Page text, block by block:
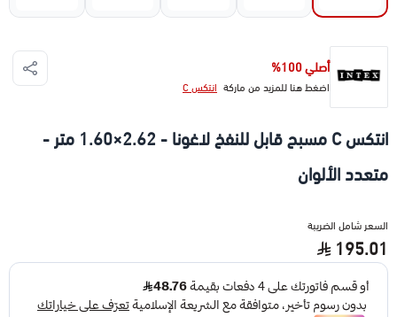
أصلي 100%
اضغط هنا للمزيد من ماركة انتكس C
انتكس C مسبح قابل للنفخ لاغونا - 2.62×1.60 متر -
متعدد الألوان
السعر شامل الضريبة
195.01